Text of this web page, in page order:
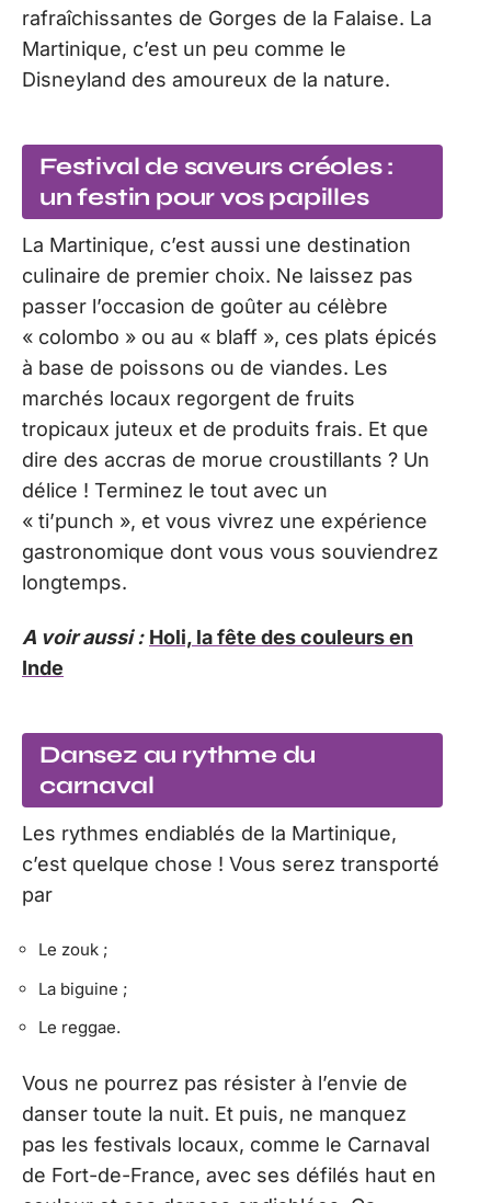
rafraîchissantes de Gorges de la Falaise. La
Martinique, c’est un peu comme le
Disneyland des amoureux de la nature.
Festival de saveurs créoles :
un festin pour vos papilles
La Martinique, c’est aussi une destination
culinaire de premier choix. Ne laissez pas
passer l’occasion de goûter au célèbre
« colombo » ou au « blaff », ces plats épicés
à base de poissons ou de viandes. Les
marchés locaux regorgent de fruits
tropicaux juteux et de produits frais. Et que
dire des accras de morue croustillants ? Un
délice ! Terminez le tout avec un
« ti’punch », et vous vivrez une expérience
gastronomique dont vous vous souviendrez
longtemps.
A voir aussi : Holi, la fête des couleurs en
Inde
Dansez au rythme du
carnaval
Les rythmes endiablés de la Martinique,
c’est quelque chose ! Vous serez transporté
par
Le zouk ;
La biguine ;
Le reggae.
Vous ne pourrez pas résister à l’envie de
danser toute la nuit. Et puis, ne manquez
pas les festivals locaux, comme le Carnaval
de Fort-de-France, avec ses défilés haut en